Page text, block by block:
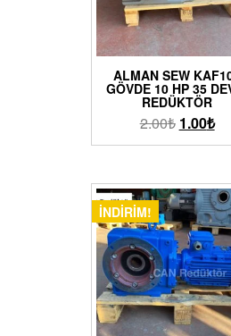
ALMAN SEW
GÖVDE 10 HP 35
REDÜKTÖR
2.00₺ 1.00₺
İNDIRIM!